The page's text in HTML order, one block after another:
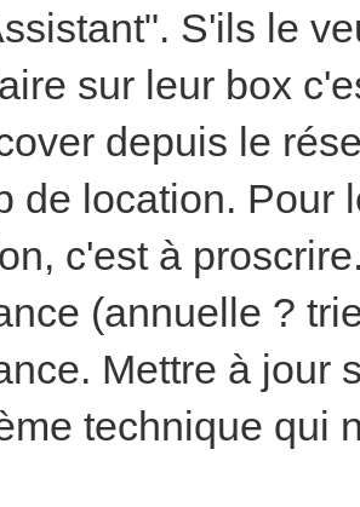
S'ils le
sur leur box
depuis le
de location. Pour
c'est à
(annuelle ?
Mettre à jour
technique qui